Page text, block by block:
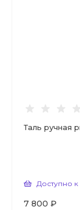
Таль ручная
Доступно к
7 800 ₽